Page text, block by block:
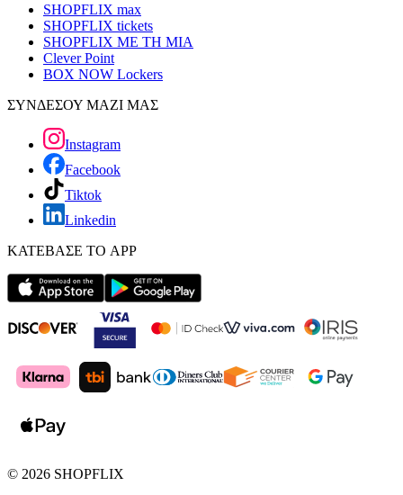
SHOPFLIX max
SHOPFLIX tickets
SHOPFLIX ΜΕ ΤΗ ΜΙΑ
Clever Point
BOX NOW Lockers
ΣΥΝΔΕΣΟΥ ΜΑΖΙ ΜΑΣ
Instagram
Facebook
Tiktok
Linkedin
ΚΑΤΕΒΑΣΕ ΤΟ APP
© 2026 SHOPFLIX